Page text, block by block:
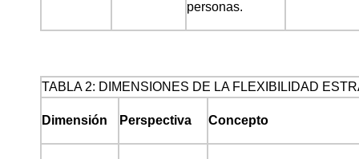
personas.
TABLA 2: DIMENSIONES DE LA FLEXIBILIDAD
Dimensión Perspectiva Concepto